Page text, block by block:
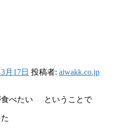
月17日 投稿者: aiwakk.co.jp
べたい ということで